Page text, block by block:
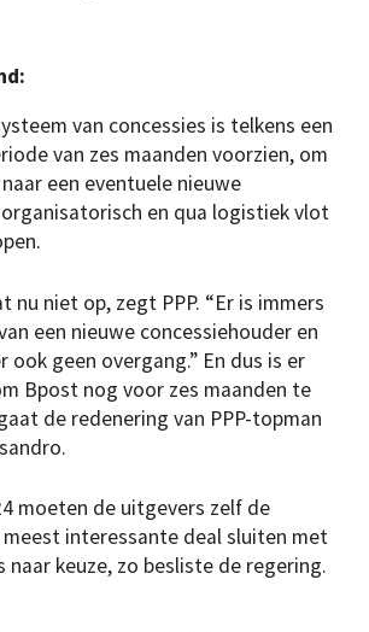
van concessies is telkens een
van zes maanden voorzien, om
een eventuele nieuwe
en qua logistiek vlot
nu niet op, zegt PPP. “Er is immers
een nieuwe concessiehouder en
ook geen overgang.” En dus is er
Bpost nog voor zes maanden te
de redenering van PPP-topman
moeten de uitgevers zelf de
interessante deal sluiten met
naar keuze, zo besliste de regering.